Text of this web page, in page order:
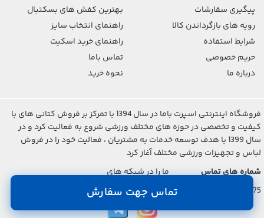
تماس جهت سفارش
پیگیری سفارشات
رویه های بازگرداندن کالا
شرایط استفاده
حریم خصوصی
درباره ما
بهترین کفش های بسکتبال
راهنمای انتخاب سایز
راهنمای خرید اسکیت
تماس باما
نحوه خرید
فروشگاه اینترنتی اسپرت باما در سال 1394 با تمرکز بر فروش کتانی های با
کیفیت و تخصصی در حوزه های مختلف ورزشی شروع به فعالیت کرد و در
سال 1399 با هدف توسعه خدمات به مشتریان ، فعالیت خود را در فروش
لباس و تجهیزات ورزشی مختلف آغاز کرد
شماره های تماس
021-2842-7275
ما را در شبکه های
اجتماعی دنبال کنید